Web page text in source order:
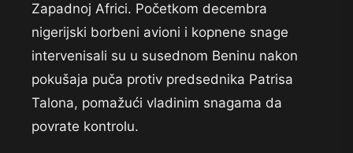
Zapadnoj Africi. Početkom decembra
nigerijski borbeni avioni i kopnene snage
intervenisali su u susednom Beninu nakon
pokušaja puča protiv predsednika Patrisa
Talona, pomažući vladinim snagama da
povrate kontrolu.